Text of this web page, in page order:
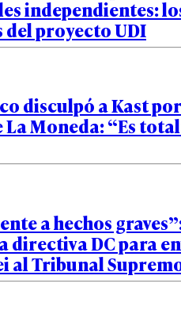
independientes:
proyecto UDI
disculpó a Kast
La Moneda: “Es
a hechos
directiva DC para
al Tribunal